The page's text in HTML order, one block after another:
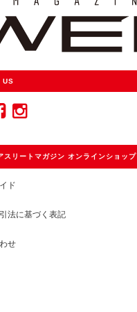
US
スリートマガジン オンラインショップ
ド
法に基づく表記
せ